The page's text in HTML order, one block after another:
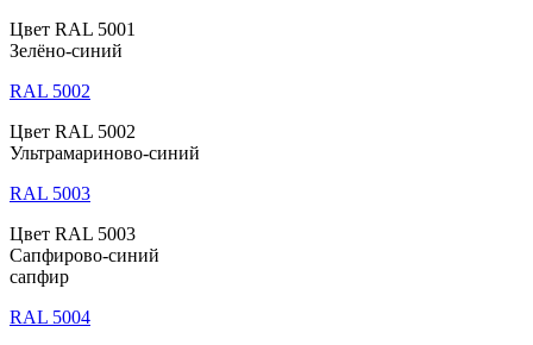
Цвет RAL 5001
Зелёно-синий
RAL 5002
Цвет RAL 5002
Ультрамариново-синий
RAL 5003
Цвет RAL 5003
Сапфирово-синий
сапфир
RAL 5004